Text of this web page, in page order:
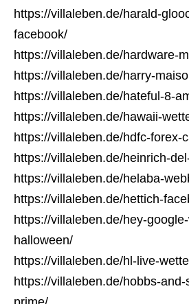
https://villaleben.de/harald-
facebook/
https://villaleben.de/hardware-
https://villaleben.de/harry-
https://villaleben.de/hateful-8-
https://villaleben.de/hawaii-
https://villaleben.de/hdfc-forex-
https://villaleben.de/heinrich-
https://villaleben.de/helaba-
https://villaleben.de/hettich-
https://villaleben.de/hey-
halloween/
https://villaleben.de/hl-live-
https://villaleben.de/hobbs-